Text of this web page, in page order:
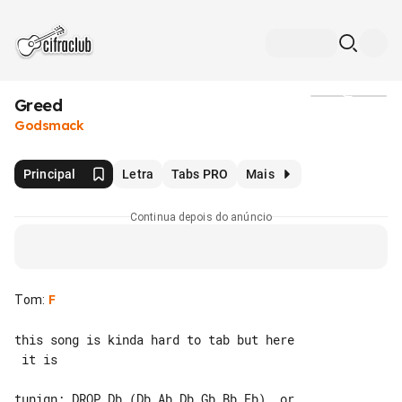
Greed
Godsmack
Principal Letra Tabs PRO Mais
Continua depois do anúncio
Tom: F
this song is kinda hard to tab but here